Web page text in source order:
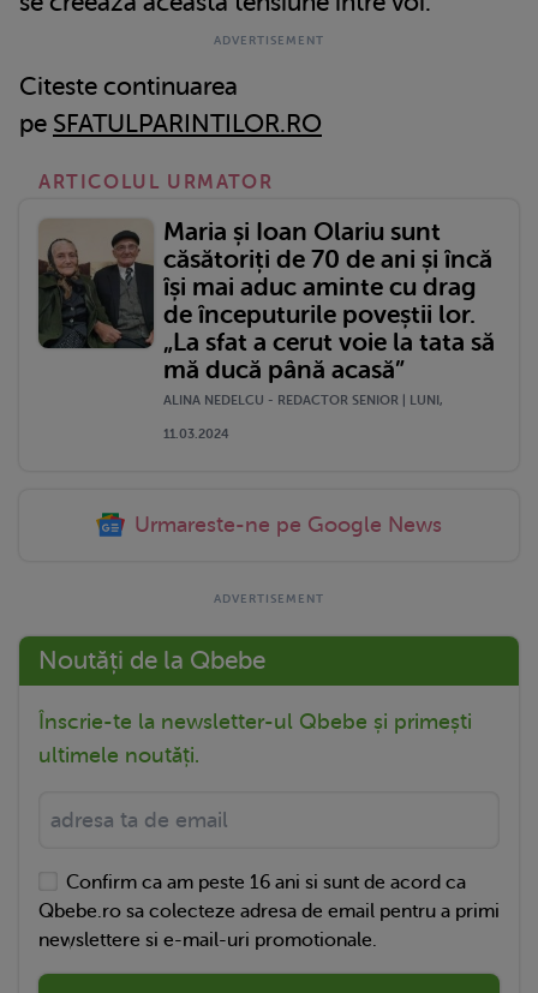
Citeste continuarea
pe SFATULPARINTILOR.RO
ARTICOLUL URMATOR
Maria și Ioan Olariu sunt
căsătoriți de 70 de ani și încă
își mai aduc aminte cu drag
de începuturile poveștii lor.
„La sfat a cerut voie la tata să
mă ducă până acasă”
ALINA NEDELCU - REDACTOR SENIOR | LUNI,
11.03.2024
Urmareste-ne pe Google News
Noutăți de la Qbebe
Înscrie-te la newsletter-ul Qbebe și primești
ultimele noutăți.
Confirm ca am peste 16 ani si sunt de acord ca
Qbebe.ro sa colecteze adresa de email pentru a primi
newslettere si e-mail-uri promotionale.